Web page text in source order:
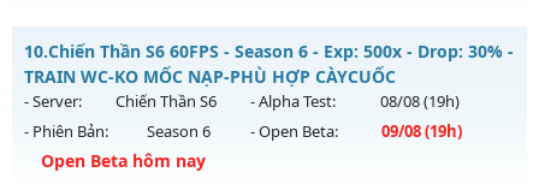
Kiểu reset: Non Reset
Thể loại: Mu Nguyên bản Webzen
⭐⭐⭐⭐⭐MU-PKZ Season 6 - Không mốc nạp - 30 dòng
EXL mới
Mu mới ra tháng 07 2026 - Mở máy chủ
MU-PKZvào 19h
ngày 31/07/2626
Exp: 2000x - Drop: 200%
10.Chiến Thần S6 60FPS - Season 6 - Exp: 500x - Drop: 30% -
TRAIN WC-KO MỐC NẠP-PHÙ HỢP CÀYCUỐC
- Server: Chiến Thần S6 - Alpha Test: 08/08(19h)
- Phiên Bản:
Season 6 - Open Beta: 09/08(19h)
Open Beta hôm nay